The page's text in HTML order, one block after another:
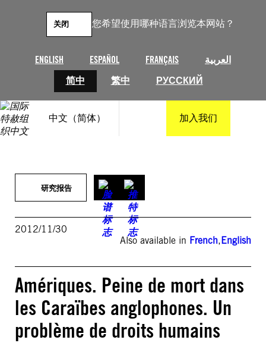
您希望使用哪种语言浏览本网站？
ENGLISH ESPAÑOL FRANÇAIS
العربية
简中
繁中 РУССКИЙ
关闭
中文（简体） 加入我们
研究报告
2012/11/30
Also available in French,English
Amériques. Peine de mort dans
les Caraïbes anglophones. Un
problème de droits humains